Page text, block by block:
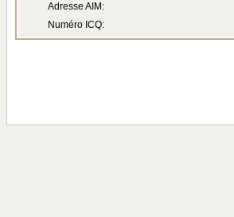
Adresse AIM:
Numéro ICQ: